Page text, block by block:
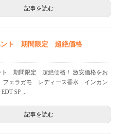
記事を読む
ント 期間限定 超絶価格
ト 期間限定 超絶価格！ 激安価格をお
フェラガモ レディース香水 インカン
SP ...
記事を読む